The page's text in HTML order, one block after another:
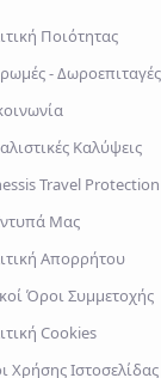
Ποιότητας
- Δωροεπιταγές
Καλύψεις
Travel Protection
Μας
Απορρήτου
Όροι Συμμετοχής
Cookies
Χρήσης Ιστοσελίδας